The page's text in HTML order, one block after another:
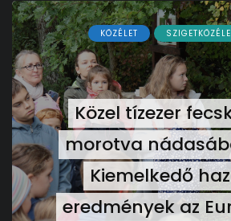
KÖZÉLET
Közel tízezer
morotva
Kiemelkedő
eredmények az